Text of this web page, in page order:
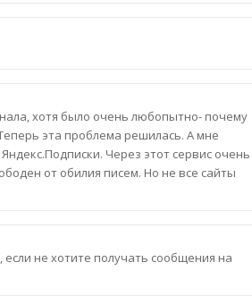
хотя было очень любопытно- почему
эта проблема решилась. А мне
Через этот сервис очень
от обилия писем. Но не все сайты
не хотите получать сообщения на